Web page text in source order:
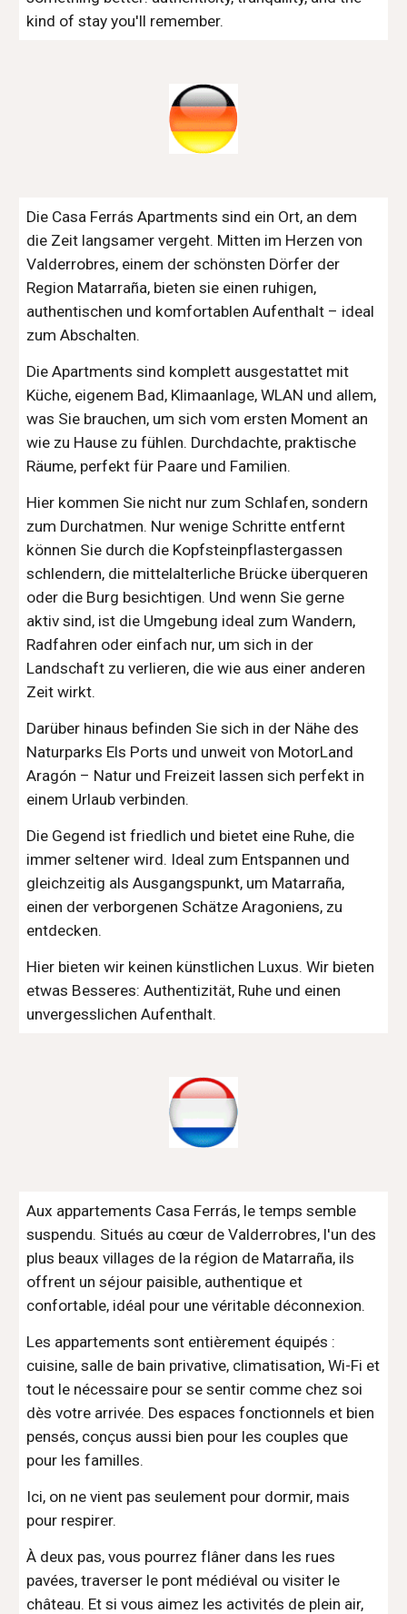
kind of stay you'll remember.
Die Casa Ferrás Apartments sind ein Ort, an dem
die Zeit langsamer vergeht. Mitten im Herzen von
Valderrobres, einem der schönsten Dörfer der
Region Matarraña, bieten sie einen ruhigen,
authentischen und komfortablen Aufenthalt – ideal
zum Abschalten.
Die Apartments sind komplett ausgestattet mit
Küche, eigenem Bad, Klimaanlage, WLAN und allem,
was Sie brauchen, um sich vom ersten Moment an
wie zu Hause zu fühlen. Durchdachte, praktische
Räume, perfekt für Paare und Familien.
Hier kommen Sie nicht nur zum Schlafen, sondern
zum Durchatmen. Nur wenige Schritte entfernt
können Sie durch die Kopfsteinpflastergassen
schlendern, die mittelalterliche Brücke überqueren
oder die Burg besichtigen. Und wenn Sie gerne
aktiv sind, ist die Umgebung ideal zum Wandern,
Radfahren oder einfach nur, um sich in der
Landschaft zu verlieren, die wie aus einer anderen
Zeit wirkt.
Darüber hinaus befinden Sie sich in der Nähe des
Naturparks Els Ports und unweit von MotorLand
Aragón – Natur und Freizeit lassen sich perfekt in
einem Urlaub verbinden.
Die Gegend ist friedlich und bietet eine Ruhe, die
immer seltener wird. Ideal zum Entspannen und
gleichzeitig als Ausgangspunkt, um Matarraña,
einen der verborgenen Schätze Aragoniens, zu
entdecken.
Hier bieten wir keinen künstlichen Luxus. Wir bieten
etwas Besseres: Authentizität, Ruhe und einen
unvergesslichen Aufenthalt.
Aux appartements Casa Ferrás, le temps semble
suspendu. Situés au cœur de Valderrobres, l'un des
plus beaux villages de la région de Matarraña, ils
offrent un séjour paisible, authentique et
confortable, idéal pour une véritable déconnexion.
Les appartements sont entièrement équipés :
cuisine, salle de bain privative, climatisation, Wi-Fi et
tout le nécessaire pour se sentir comme chez soi
dès votre arrivée. Des espaces fonctionnels et bien
pensés, conçus aussi bien pour les couples que
pour les familles.
Ici, on ne vient pas seulement pour dormir, mais
pour respirer.
À deux pas, vous pourrez flâner dans les rues
pavées, traverser le pont médiéval ou visiter le
château. Et si vous aimez les activités de plein air,